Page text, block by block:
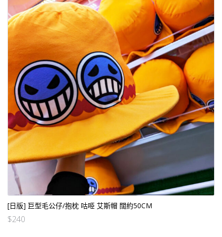
[日版] 巨型毛公仔/抱枕 咕𠱸 艾斯帽 闊約50CM
$240